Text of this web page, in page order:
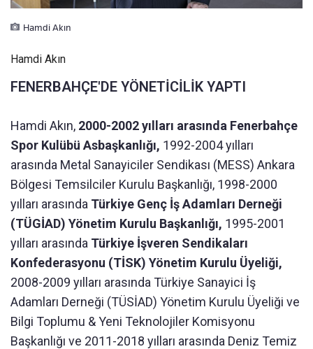
Hamdi Akın
Hamdi Akın
FENERBAHÇE'DE YÖNETİCİLİK YAPTI
Hamdi Akın, 2000-2002 yılları arasında Fenerbahçe
Spor Kulübü Asbaşkanlığı, 1992-2004 yılları
arasında Metal Sanayiciler Sendikası (MESS) Ankara
Bölgesi Temsilciler Kurulu Başkanlığı, 1998-2000
yılları arasında Türkiye Genç İş Adamları Derneği
(TÜGİAD) Yönetim Kurulu Başkanlığı, 1995-2001
yılları arasında Türkiye İşveren Sendikaları
Konfederasyonu (TİSK) Yönetim Kurulu Üyeliği,
2008-2009 yılları arasında Türkiye Sanayici İş
Adamları Derneği (TÜSİAD) Yönetim Kurulu Üyeliği ve
Bilgi Toplumu & Yeni Teknolojiler Komisyonu
Başkanlığı ve 2011-2018 yılları arasında Deniz Temiz